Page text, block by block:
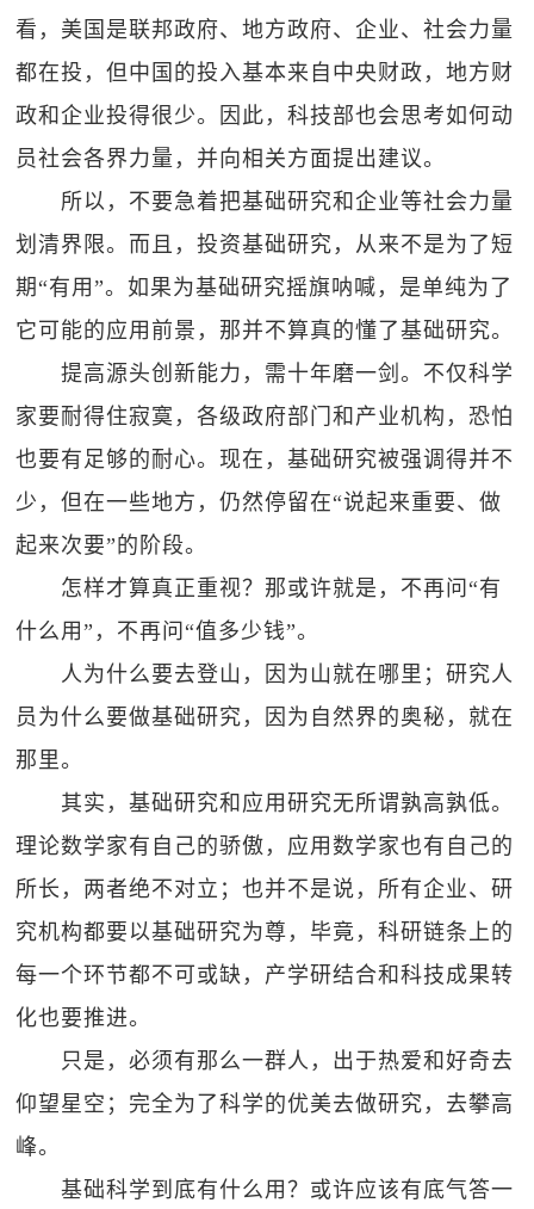
看，美国是联邦政府、地方政府、企业、社会力量
都在投，但中国的投入基本来自中央财政，地方财
政和企业投得很少。因此，科技部也会思考如何动
员社会各界力量，并向相关方面提出建议。
所以，不要急着把基础研究和企业等社会力量
划清界限。而且，投资基础研究，从来不是为了短
期“有用”。如果为基础研究摇旗呐喊，是单纯为了
它可能的应用前景，那并不算真的懂了基础研究。
提高源头创新能力，需十年磨一剑。不仅科学
家要耐得住寂寞，各级政府部门和产业机构，恐怕
也要有足够的耐心。现在，基础研究被强调得并不
少，但在一些地方，仍然停留在“说起来重要、做
起来次要”的阶段。
怎样才算真正重视？那或许就是，不再问“有
什么用”，不再问“值多少钱”。
人为什么要去登山，因为山就在哪里；研究人
员为什么要做基础研究，因为自然界的奥秘，就在
那里。
其实，基础研究和应用研究无所谓孰高孰低。
理论数学家有自己的骄傲，应用数学家也有自己的
所长，两者绝不对立；也并不是说，所有企业、研
究机构都要以基础研究为尊，毕竟，科研链条上的
每一个环节都不可或缺，产学研结合和科技成果转
化也要推进。
只是，必须有那么一群人，出于热爱和好奇去
仰望星空；完全为了科学的优美去做研究，去攀高
峰。
基础科学到底有什么用？或许应该有底气答一